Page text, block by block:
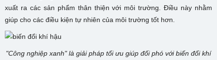
xuất ra các sản phẩm thân thiện với môi trường. Điều này nhằm
giúp cho các điều kiện tự nhiên của môi trường tốt hơn.
"Công nghiệp xanh" là giải pháp tối ưu giúp đối phó với biến đổi khí